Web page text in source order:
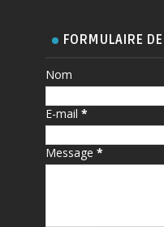
FORMULAIRE
Nom
E-mail*
Message*